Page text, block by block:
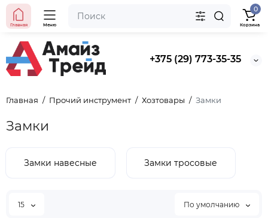
+375 (29) 773-35-35
Главная Меню
0
Корзина
Главная Прочий инструмент Хозтовары Замки
Замки
Замки навесные Замки тросовые
15 По умолчанию